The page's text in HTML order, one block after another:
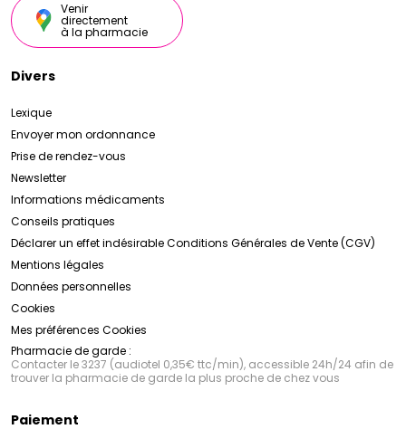
Venir
directement
à la pharmacie
Divers
Lexique
Envoyer mon ordonnance
Prise de rendez-vous
Newsletter
Informations médicaments
Conseils pratiques
Déclarer un effet indésirableConditions Générales de Vente (CGV)
Mentions légales
Données personnelles
Cookies
Mes préférences Cookies
Pharmacie de garde :
Contacter le 3237 (audiotel 0,35€ ttc/min), accessible 24h/24 afin de
trouver la pharmacie de garde la plus proche de chez vous
Paiement